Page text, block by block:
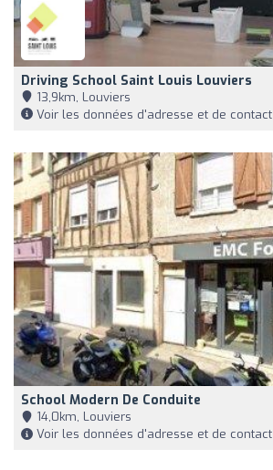
Driving School Saint Louis Louviers
13,9km, Louviers
Voir les données d'adresse et de contact
School Modern De Conduite
14,0km, Louviers
Voir les données d'adresse et de contact